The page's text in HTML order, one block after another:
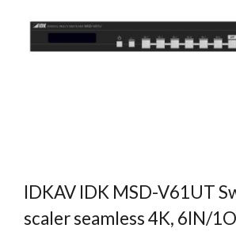
IDKAV IDK MSD-V61UT
scaler seamless 4K, 6IN/